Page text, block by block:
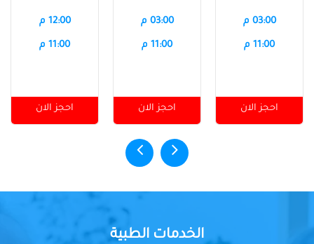
03:00 م
11:00 م
احجز الان
03:00 م
11:00 م
احجز الان
12:00 م
11:00 م
احجز الان
الخدمات الطبية